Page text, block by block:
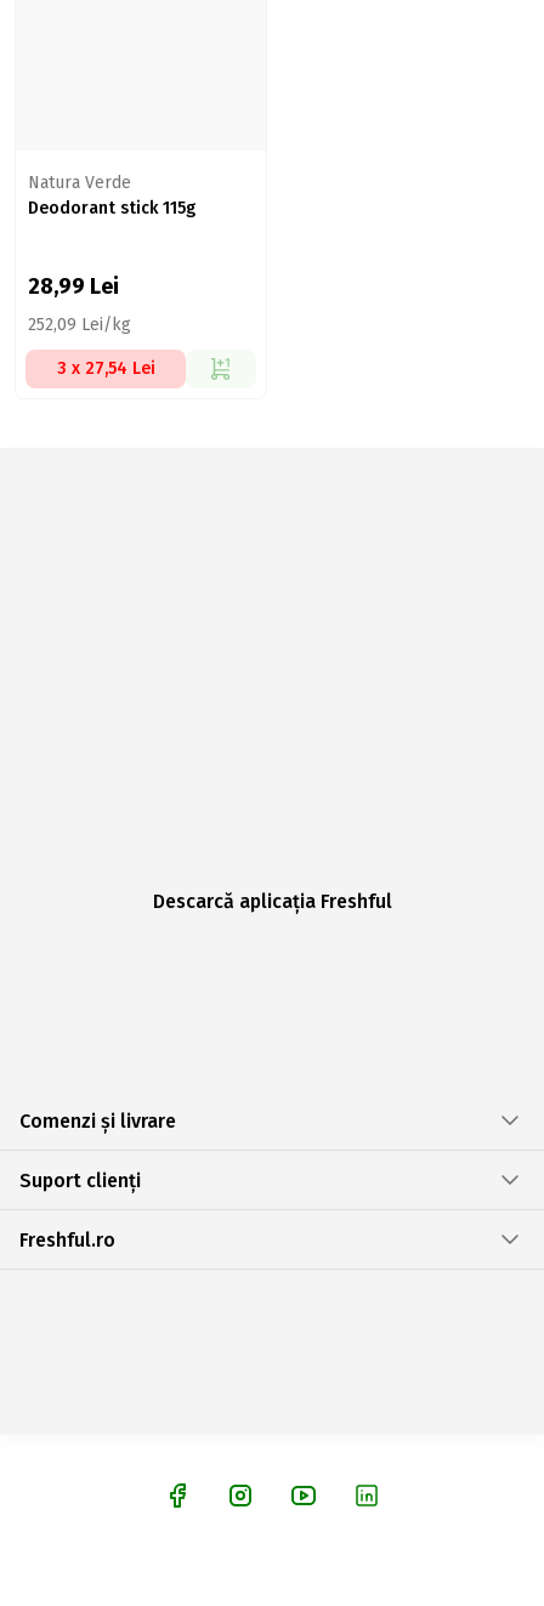
Natura Verde
Deodorant stick 115g
28,99 Lei
252,09 Lei/kg
3 x 27,54 Lei
Descarcă aplicația Freshful
Comenzi și livrare
Suport clienți
Freshful.ro